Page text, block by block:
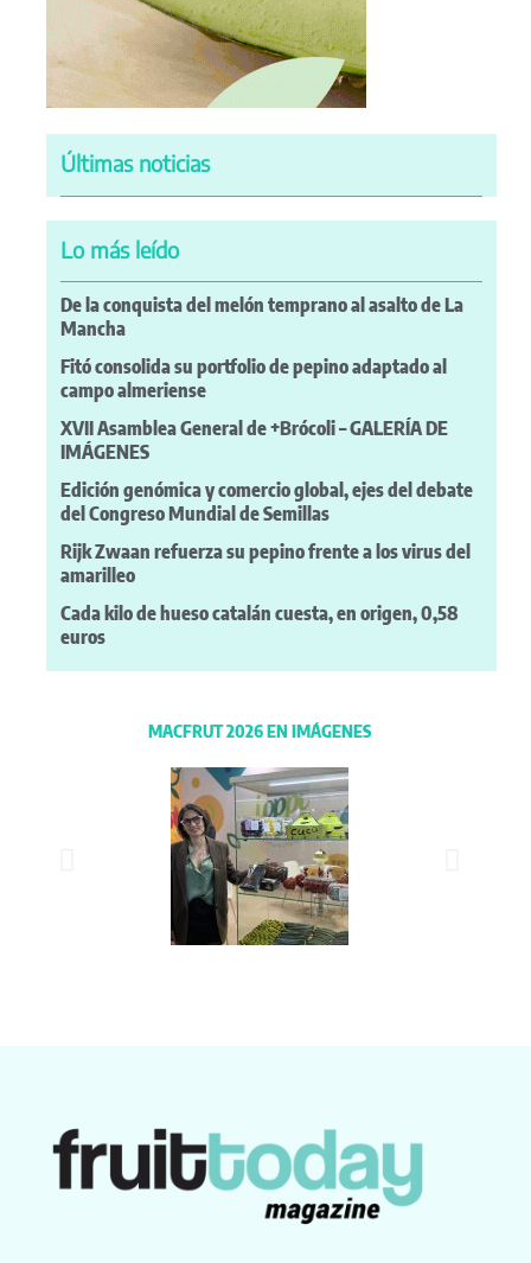
Últimas noticias
Lo más leído
De la conquista del melón temprano al asalto de La
Mancha
Fitó consolida su portfolio de pepino adaptado al
campo almeriense
XVII Asamblea General de +Brócoli – GALERÍA DE
IMÁGENES
Edición genómica y comercio global, ejes del debate
del Congreso Mundial de Semillas
Rijk Zwaan refuerza su pepino frente a los virus del
amarilleo
Cada kilo de hueso catalán cuesta, en origen, 0,58
euros
MACFRUT 2026 EN IMÁGENES